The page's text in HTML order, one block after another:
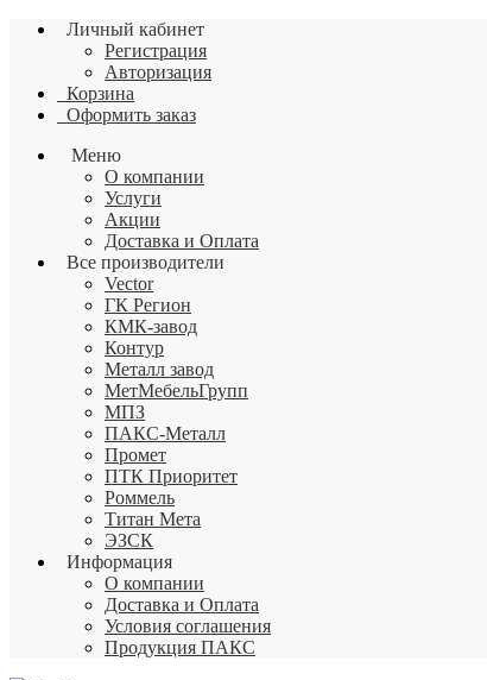
Личный кабинет
Регистрация
Авторизация
Корзина
Оформить заказ
Меню
О компании
Услуги
Акции
Доставка и Оплата
Все производители
Vector
ГК Регион
КМК-завод
Контур
Металл завод
МетМебельГрупп
МПЗ
ПАКС-Металл
Промет
ПТК Приоритет
Роммель
Титан Мета
ЭЗСК
Информация
О компании
Доставка и Оплата
Условия соглашения
Продукция ПАКС